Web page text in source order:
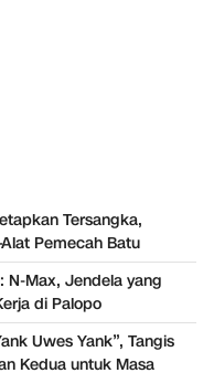
Tersangka,
Pemecah Batu
N-Max, Jendela yang
di Palopo
Uwes Yank”, Tangis
Kedua untuk Masa